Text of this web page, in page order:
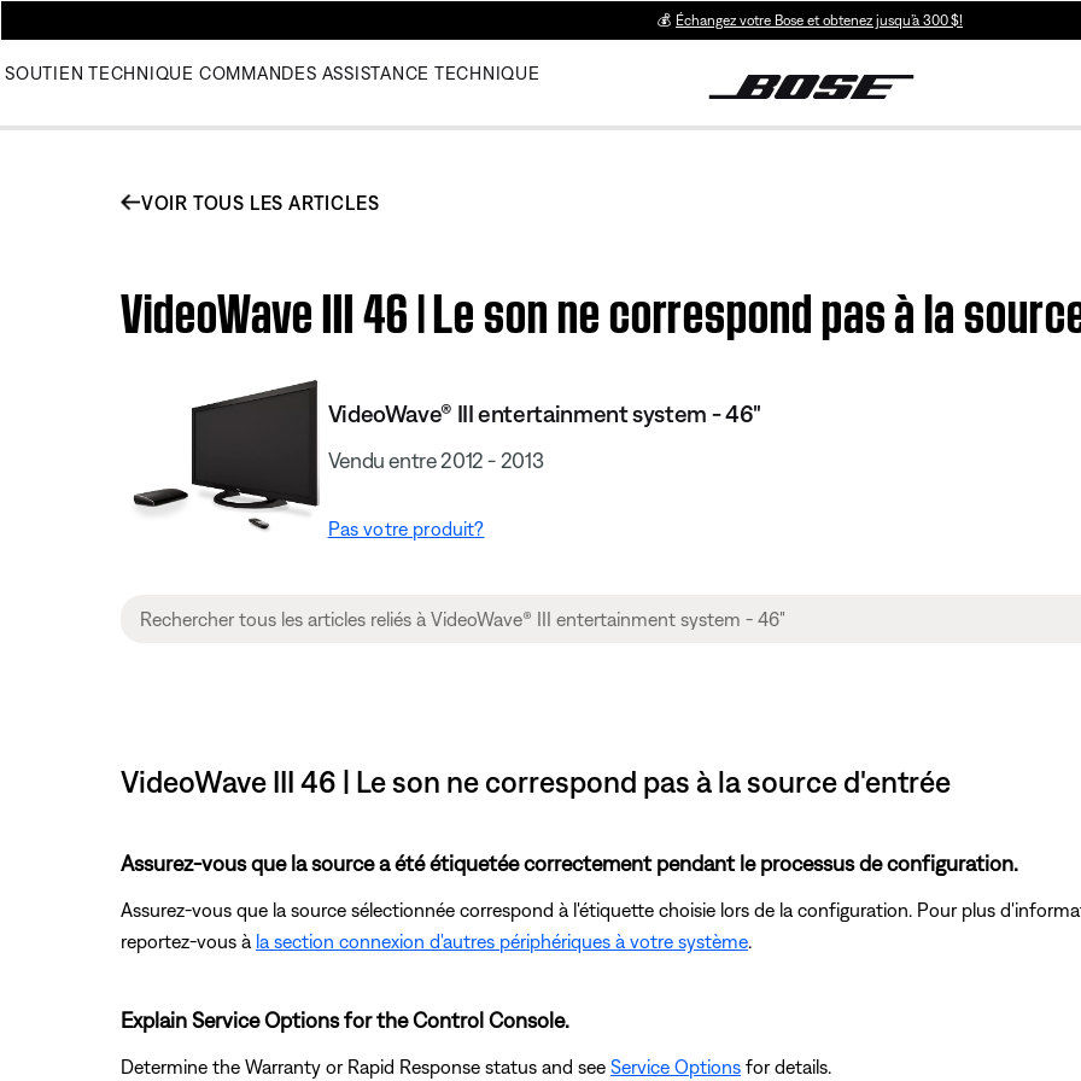
💰 Échangez votre Bose et obtenez jusqu’à 300 $!
SOUTIEN TECHNIQUE COMMANDES ASSISTANCE TECHNIQUE
VOIR TOUS LES ARTICLES
VideoWave III 46 | Le son ne correspond pas à la
VideoWave® III entertainment system - 46"
Vendu entre 2012 - 2013
Pas votre produit?
VideoWave III 46 | Le son ne correspond pas à la source d'entrée
Assurez-vous que la source a été étiquetée correctement pendant le processus de configuration.
Assurez-vous que la source sélectionnée correspond à l'étiquette choisie lors de la configuration. Pour plus
reportez-vous à la section connexion d'autres périphériques à votre système
Explain Service Options for the Control Console.
Determine the Warranty or Rapid Response status and see Service Options for details.